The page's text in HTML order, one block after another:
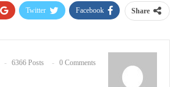
Share
Facebook
Twitter
6366 Posts 0 Comments